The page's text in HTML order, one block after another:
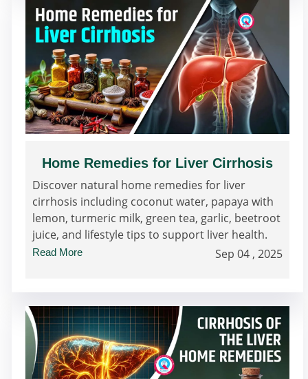
Home Remedies for Liver Cirrhosis
Discover natural home remedies for liver
cirrhosis including coconut water, papaya with
lemon, turmeric milk, green tea, garlic, beetroot
juice, and lifestyle tips to support liver health.
Read More Sep 04 , 2025